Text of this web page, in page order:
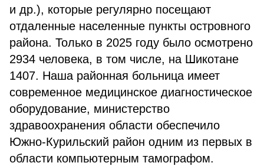
и др.), которые регулярно посещают
отдаленные населенные пункты островного
района. Только в 2025 году было осмотрено
2934 человека, в том числе, на Шикотане
1407. Наша районная больница имеет
современное медицинское диагностическое
оборудование, министерство
здравоохранения области обеспечило
Южно-Курильский район одним из первых в
области компьютерным тамографом.